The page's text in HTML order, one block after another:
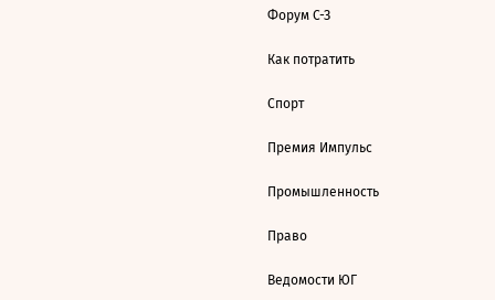
Форум С-З
Как потратить
Спорт
Премия Импульс
Промышленность
Право
Ведомости ЮГ